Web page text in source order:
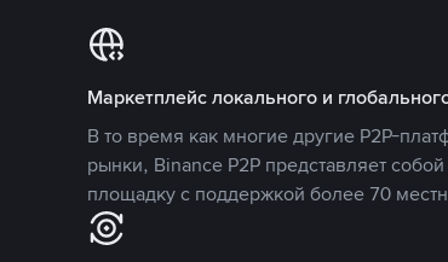
Маркетплейс локального и
В то время как многие другие P2P-
рынки, Binance P2P представляет
площадку с поддержкой более 70